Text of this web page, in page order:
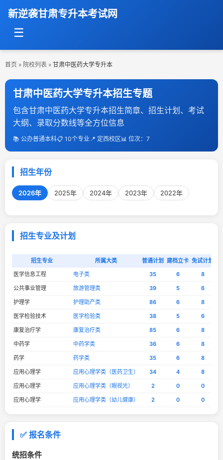
新逆袭甘肃专升本考试网
☰
首页 » 院校列表 » 甘肃中医药大学专升本
甘肃中医药大学专升本招生专题
包含甘肃中医药大学专升本招生简章、招生计划、考试
大纲、录取分数线等全方位信息
📚 公办普通本科📋 10个专业📍 定西校区📊 位次：7
招生年份
2026年 2025年 2024年 2023年 2022年
招生专业及计划
招生专业 所属大类 普通计划 建档立卡 免试计划
医学信息工程
电子类 35 6 8
公共事业管理
旅游管理类 39 5 6
护理学
护理助产类 86 6 8
医学检验技术
医学检验类 38 5 6
康复治疗学
康复治疗类 85 6 8
中药学
中药学类 36 6 8
药学
药学类 35 6 8
应用心理学
应用心理学类（医药卫生） 34 4 8
应用心理学
应用心理学类（眼视光） 2 0 0
应用心理学
应用心理学类（幼儿健康） 2 0 0
✅ 报名条件
统招条件